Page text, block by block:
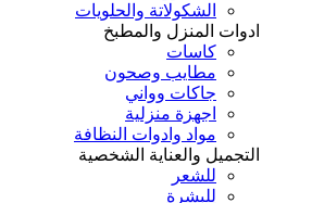
الشكولاتة والحلويات
ادوات المنزل والمطبخ
كاسات
مطايب وصحون
جاكات وواني
اجهزة منزلية
مواد وادوات النظافة
التجميل والعناية الشخصية
للشعر
للبشرة